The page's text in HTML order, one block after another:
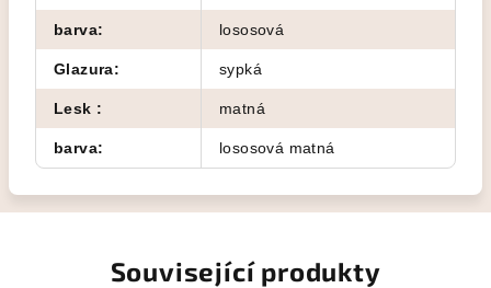
barva: lososová
Glazura: sypká
Lesk : matná
barva: lososová matná
Související produkty